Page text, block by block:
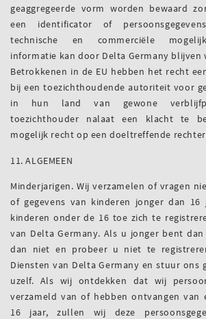
geaggregeerde vorm worden bewaard
een identificator of
technische en commerciële
informatie kan door Delta Germany blijven
Betrokkenen in de EU hebben het recht
bij een toezichthoudende autoriteit voor
in hun land van gewone
toezichthouder nalaat een klacht te
mogelijk recht op een doeltreffende
11. ALGEMEEN
Minderjarigen. Wij verzamelen of vragen
of gegevens van kinderen jonger dan 16
kinderen onder de 16 toe zich te
van Delta Germany. Als u jonger bent
dan niet en probeer u niet te
Diensten van Delta Germany en stuur ons
uzelf. Als wij ontdekken dat wij
verzameld van of hebben ontvangen van
16 jaar, zullen wij deze